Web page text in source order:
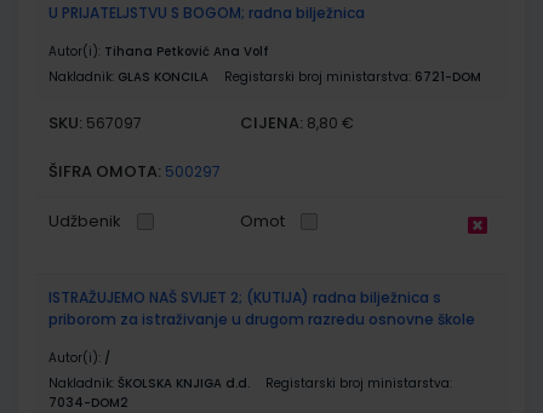
U PRIJATELJSTVU S BOGOM; radna bilježnica
Autor(i): Tihana Petković Ana Volf
Nakladnik: GLAS KONCILA Registarski broj ministarstva: 6721-DOM
SKU: 567097 CIJENA: 8,80 €
ŠIFRA OMOTA: 500297
Udžbenik Omot
ISTRAŽUJEMO NAŠ SVIJET 2; (KUTIJA) radna bilježnica s
priborom za istraživanje u drugom razredu osnovne škole
Autor(i): /
Nakladnik: ŠKOLSKA KNJIGA d.d.
Registarski broj ministarstva:
7034-DOM2